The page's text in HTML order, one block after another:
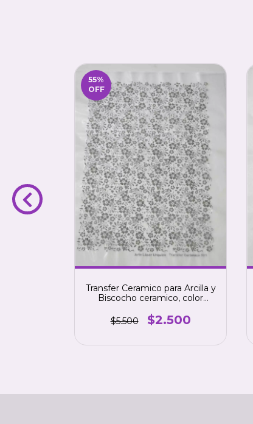
55%
OFF
Transfer Ceramico para Arcilla y
Biscocho ceramico, color
$5.500
$2.500